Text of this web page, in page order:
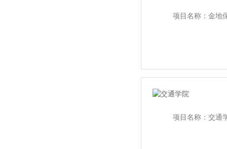
项目名称：金
项目名称：交通